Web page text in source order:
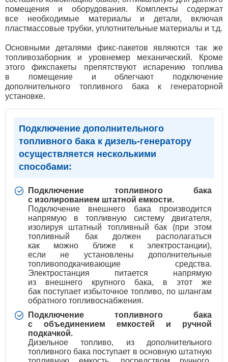
помещения и оборудования. Комплекты содержат
все необходимые материалы и детали, включая
пластмассовые трубки, уплотнительные материалы и т.д.
Основными деталями фикс-пакетов являются так же
топливозаборник и уровнемер механический. Кроме
этого фикспакеты препятствуют испарению топлива
в помещение и облегчают подключение
дополнительного топливного бака к генераторной
установке.
Подключение дополнительного
топливного бака к дизель-генератору
осуществляется несколькими
способами:
Подключение топливного бака
с изолированием штатной емкости.
Подключение внешнего бака производится
напрямую в топливную систему двигателя,
изолируя штатный топливный бак
(при этом
топливный бак должен располагаться
как можно ближе к электростанции),
если не установлены дополнительные
топливоподкачивающие средства.
Электростанция питается напрямую
из внешнего крупного бака, в этот же
бак поступает избыточное топливо, по шлангам
обратного топливоснабжения.
Подключение топливного бака
с объединением емкостей и ручной
подкачкой.
Дизельное топливо, из дополнительного
топливного бака поступает в основную штатную